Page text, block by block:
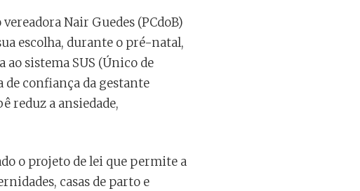
Nair Guedes (PCdoB)
escolha, durante o pré-natal,
sistema SUS (Único de
de confiança da gestante
reduz a ansiedade,
o projeto de lei que permite a
casas de parto e